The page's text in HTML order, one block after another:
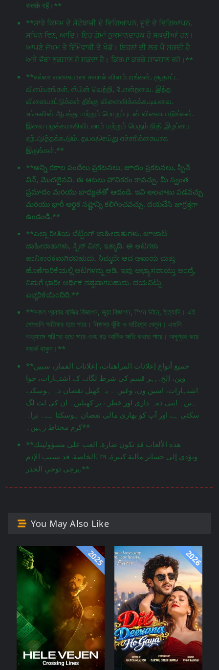
सतर्क रहें।**
**ਸਾਰੇ ਕਿਸਮ ਦੇ ਸੱਟੇਬਾਜ਼ੀ ਦੇ ਵਿਗਿਆਪਨ, ਜੂਏ ਦੇ ਵਿਗਿਆਪਨ,
ਸਪਿਨ ਵਿਨ, ਆਦਿ। ਇਹ ਗੇਮਾਂ ਨੁਕਸਾਨਦਾਹਕ ਹੋ ਸਕਦੀਆਂ ਹਨ।
ਆਪਣੇ ਜੋਖਮ ਤੇ ਜ਼ਿੰਮੇਵਾਰੀ ਤੇ ਖੇਡੋ। ਇਹਨਾਂ ਦੀ ਲਤ ਪੈ ਸਕਦੀ ਹੈ
ਅਤੇ ਵੱਡਾ ਨੁਕਸਾਨ ਹੋ ਸਕਦਾ ਹੈ। ਕਿਰਪਾ ਕਰਕੇ ਸਾਵਧਾਨ ਰਹੋ।**
**எல்லா வகையான சவால் விளம்பரங்கள், சூதாட்ட
விளம்பரங்கள், ஸ்பின் வெற்றி, போன்றவை. இந்த
விளையாட்டுக்கள் தீங்கு விளைவிக்கக்கூடியவை.
உங்களின் ஆபத்து மற்றும் பொறுப்புடன் விளையாடுங்கள்.
இவை பழக்கமாகிவிடலாம் மற்றும் பெரும் நிதி இழப்பை
ஏற்படுத்தக்கூடும். தயவுசெய்து எச்சரிக்கையாக
இருங்கள்.**
**అన్ని రకాల పందేలు ప్రకటనలు, జూదం ప్రకటనలు, స్పిన్
విన్, మొదలైనవి. ఈ ఆటలు హానికరం కావచ్చు. మీ స్వంత
ప్రమాదం మరియు బాధ్యతతో ఆడండి. ఇవి అలవాటు పడవచ్చు
మరియు భారీ ఆర్థిక నష్టాన్ని కలిగించవచ్చు. దయచేసి జాగ్రತ್ತగా
ఉండండి.**
**ಎಲ್ಲಾ ರೀತಿಯ ಬೆಟ್ಟಿಂಗ್ ಜಾಹೀರಾತುಗಳು, జూಜಾಟ
ಜಾಹೀರಾತುಗಳು, ಸ್ಪಿನ್ ವಿನ್, ಇತ್ಯಾದಿ. ಈ ಆಟಗಳು
ಹಾನಿಕಾರಕವಾಗಿರಬಹುದು. ನಿಮ್ಮದೇ ಆದ ಅಪಾಯ ಮತ್ತು
ಹೊಣೆಗಾರಿಕೆಯಲ್ಲಿ ಆಟಗಳನ್ನು ಆಡಿ. ಇವು ಅಭ್ಯಾಸವಾಯ್ತು ಅಂದ್ರೆ,
ನಿಮಗೆ ಭಾರೀ ಆರ್ಥಿಕ ನಷ್ಟವಾಗಬಹುದು. ದಯವಿಟ್ಟು
ಎಚ್ಚರಿಕೆಯಿಂದಿರಿ.**
**সকল প্রকার বাজির বিজ্ঞাপন, জুয়া বিজ্ঞাপন, স্পিন উইন, ইত্যাদি। এই
গেমগুলি ক্ষতিকর হতে পারে। নিজস্ব ঝুঁকি ও দায়িত্বে খেলুন। এগুলি
অভ্যাসে পরিণত হতে পারে এবং বড় আর্থিক ক্ষতি করতে পারে। অনুগ্রহ করে
সতর্ক থাকুন।**
**جميع أنواع إعلانات المراهنات، إعلانات القمار، سبين
وين، إلخ. ,ہر قسم کی شرط لگانے کے اشتہارات، جوا
اشتہارات، اسپن ون، وغیرہ۔ یہ کھیل نقصان دہ ہوسکتے
ہیں۔ اپنی ذمہ داری اور خطرے پر کھیلیں۔ ان کی لت لگ
سکتی ہے اور آپ کو بھاری مالی نقصان ہوسکتا ہے۔ براہ
کرم محتاط رہیں۔**
**هذه الألعاب قد تكون ضارة. العب على مسؤوليتك
الخاصة. قد تسبب الإدمান وتؤدي إلى خسائر مالية كبيرة.
يرجى توخي الحذر.**
You May Also Like
2025 2026